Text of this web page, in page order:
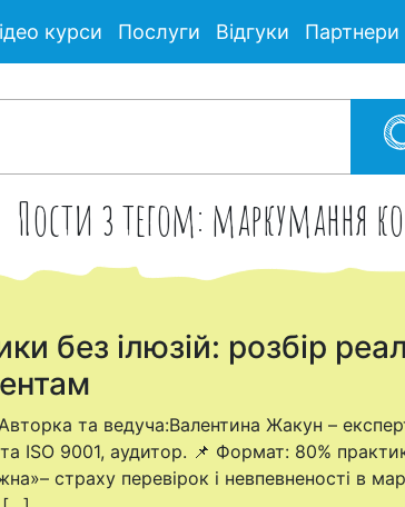
курси Послуги Відгуки Партнери
Пости з тегом: маркумання
без ілюзій: розбір
та ведуча:Валентина Жакун –
ISO 9001, аудитор. 📌 Формат: 80%
страху перевірок і невпевненості в